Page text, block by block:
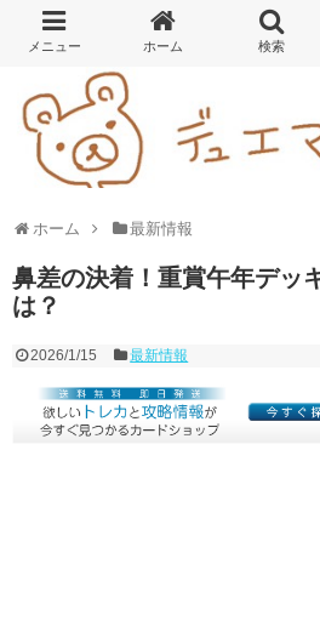
ホーム 最新情報
鼻差の決着！重賞午年デッ
は？
2026/1/15 最新情報